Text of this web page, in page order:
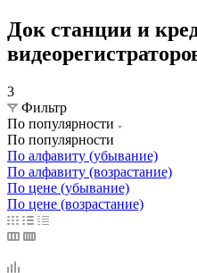
Док станции и
3
Фильтр
По популярности
По популярности
По алфавиту (убывание)
По алфавиту (возрастание)
По цене (убывание)
По цене (возрастание)